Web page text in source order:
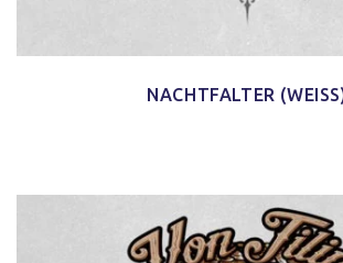
NACHTFALTER (WEISS)